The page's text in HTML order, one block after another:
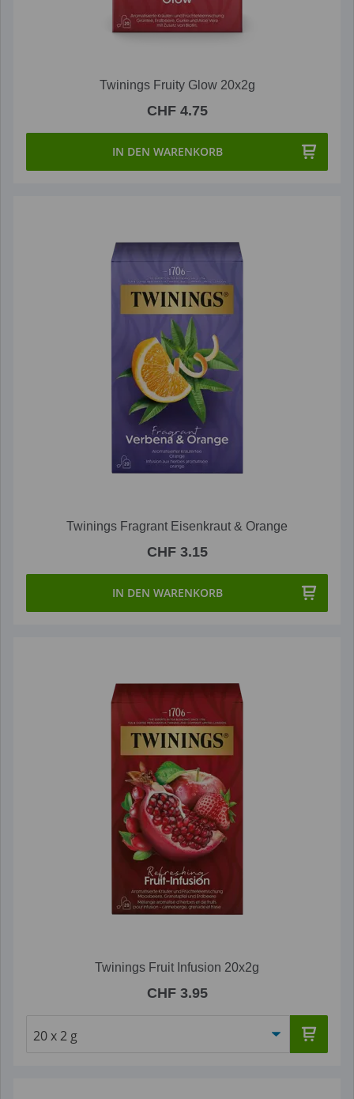
Twinings Fruity Glow 20x2g
CHF 4.75
IN DEN WARENKORB
Twinings Fragrant Eisenkraut & Orange
CHF 3.15
IN DEN WARENKORB
Twinings Fruit Infusion 20x2g
CHF 3.95